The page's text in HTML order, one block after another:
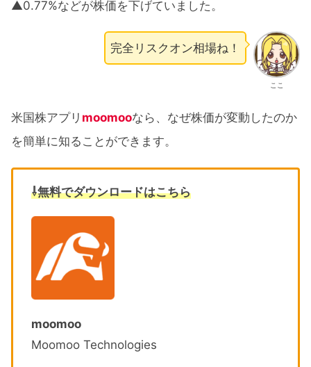
▲0.77%などが株価を下げていました。
ここ
完全リスクオン相場ね！
米国株アプリ moomooなら、なぜ株価が変動したのか
を簡単に知ることができます。
⇩無料でダウンロードはこちら
moomoo
Moomoo Technologies